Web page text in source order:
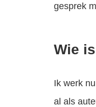
gesprek
Wie
Ik werk
al als